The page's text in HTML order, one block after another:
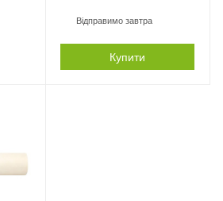
Відправимо завтра
Купити